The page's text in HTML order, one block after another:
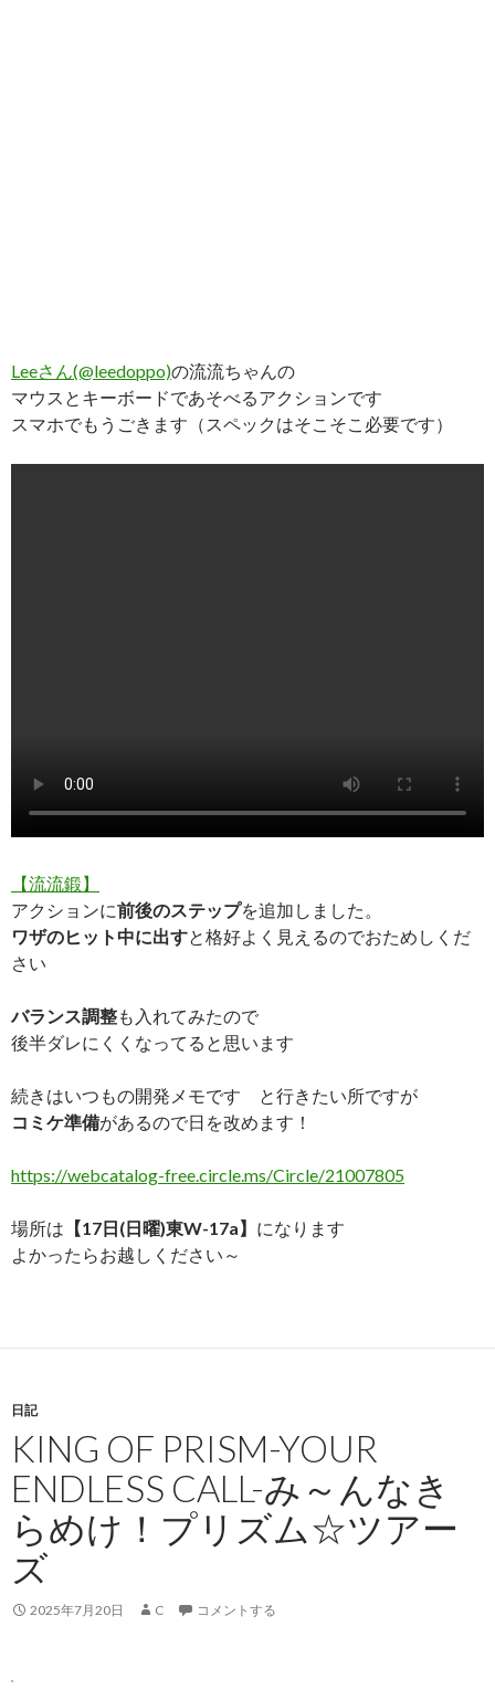
Leeさん(@leedoppo)の流流ちゃんの
マウスとキーボードであそべるアクションです
スマホでもうごきます（スペックはそこそこ必要です）
【流流鍛】
アクションに前後のステップを追加しました。
ワザのヒット中に出すと格好よく見えるのでおためしくだ
さい
バランス調整も入れてみたので
後半ダレにくくなってると思います
続きはいつもの開発メモです と行きたい所ですが
コミケ準備があるので日を改めます！
https://webcatalog-free.circle.ms/Circle/21007805
場所は 【17日(日曜)東W-17a】 になります
よかったらお越しください～
日記
KING OF PRISM-YOUR
ENDLESS CALL-み～んなき
らめけ！プリズム☆ツアー
ズ
2025年7月20日 C コメントする